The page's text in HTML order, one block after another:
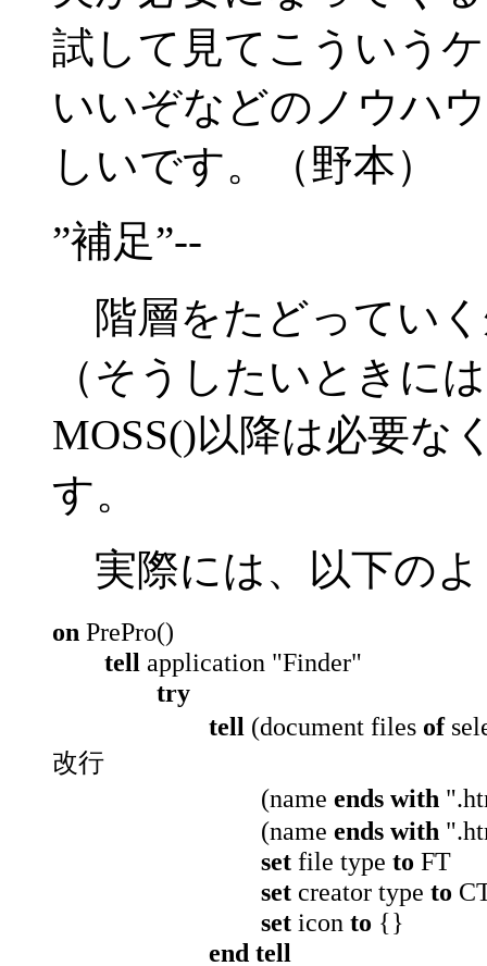
試して見てこういう
いいぞなどのノウハ
しいです。（野本）
”補足”--
階層をたどってい
（そうしたいときに
MOSS()以降は必要な
す。
実際には、以下の
on PrePro()
tell application "Finder"
try
tell (document files of
改行
(name ends with
(name ends with
set file type to FT
set creator type to
set icon to {}
end tell